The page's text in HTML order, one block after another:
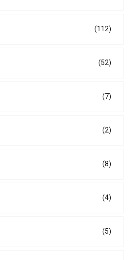
(112)
(52)
(7)
(2)
(8)
(4)
(5)